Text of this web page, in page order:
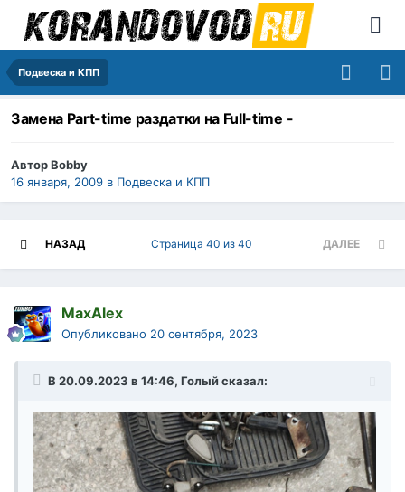
Подвеска и КПП
Замена Part-time раздатки на Full-time -
АвторBobby
16 января, 2009 в Подвеска и КПП
НАЗАД ДАЛЕЕ
Страница 40 из 40
MaxAlex
Опубликовано 20 сентября, 2023
В 20.09.2023 в 14:46, Голыйсказал: